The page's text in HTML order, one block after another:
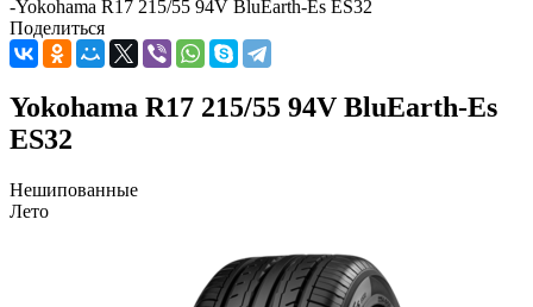
-Yokohama R17 215/55 94V BluEarth-Es ES32
Поделиться
Yokohama R17 215/55 94V BluEarth-Es
ES32
Нешипованные
Лето